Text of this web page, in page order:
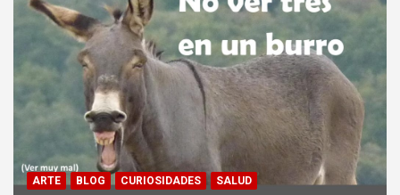
ARTE BLOG CURIOSIDADES SALUD